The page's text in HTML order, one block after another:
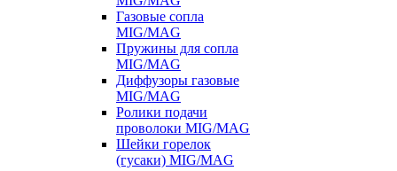
Газовые сопла
MIG/MAG
Пружины для сопла
MIG/MAG
Диффузоры газовые
MIG/MAG
Ролики подачи
проволоки MIG/MAG
Шейки горелок
(гусаки) MIG/MAG